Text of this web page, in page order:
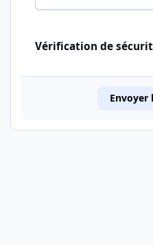
Vérification de
Envoyer